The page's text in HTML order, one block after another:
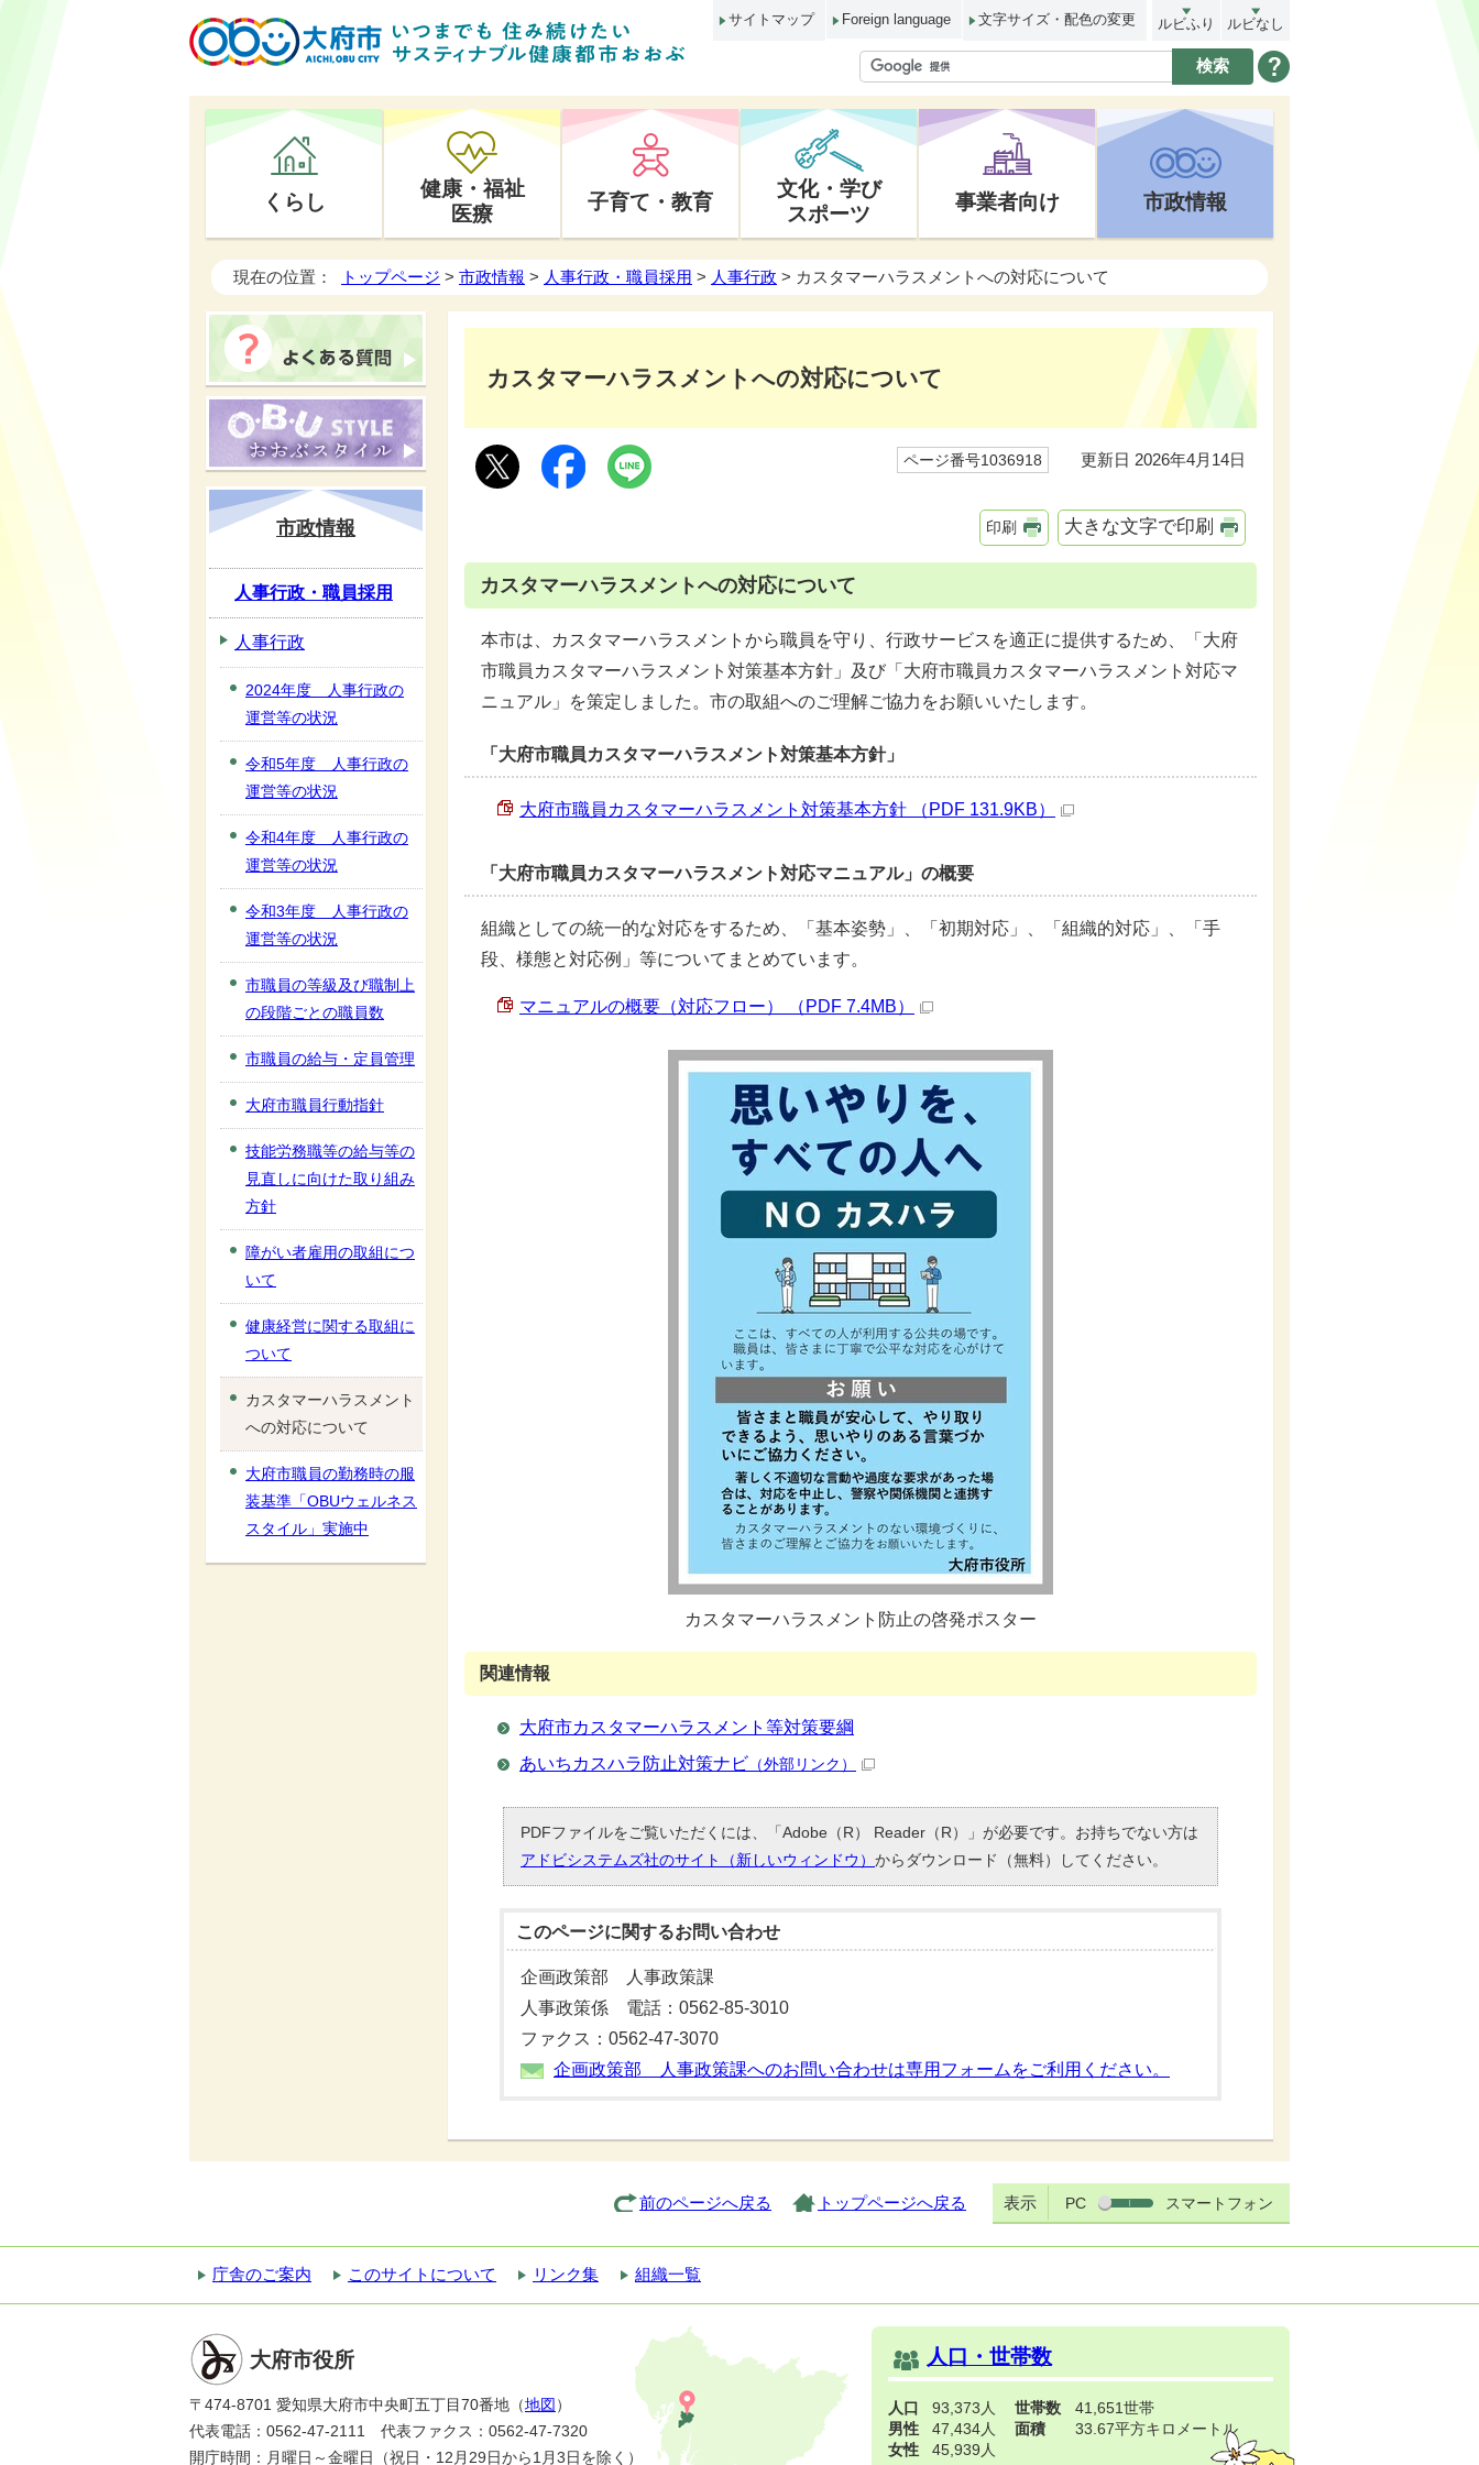
サイトマップ Foreign language 文字サイズ・配色の変更 ルビふり ルビなし
くらし
健康・福祉
医療
子育て・教育
文化・学び
スポーツ
事業者向け 市政情報
現在の位置： トップページ > 市政情報 > 人事行政・職員採用 > 人事行政 > カスタマーハラスメントへの対応について
カスタマーハラスメントへの対応について
ページ番号1036918 更新日 2026年4月14日
印刷 大きな文字で印刷
カスタマーハラスメントへの対応について
本市は、カスタマーハラスメントから職員を守り、行政サービスを適正に提供するため、「大府
市職員カスタマーハラスメント対策基本方針」及び「大府市職員カスタマーハラスメント対応マ
ニュアル」を策定しました。市の取組へのご理解ご協力をお願いいたします。
「大府市職員カスタマーハラスメント対策基本方針」
大府市職員カスタマーハラスメント対策基本方針 （PDF 131.9KB）
「大府市職員カスタマーハラスメント対応マニュアル」の概要
組織としての統一的な対応をするため、「基本姿勢」、「初期対応」、「組織的対応」、「手
段、様態と対応例」等についてまとめています。
マニュアルの概要（対応フロー） （PDF 7.4MB）
カスタマーハラスメント防止の啓発ポスター
関連情報
大府市カスタマーハラスメント等対策要綱
あいちカスハラ防止対策ナビ （外部リンク）
PDFファイルをご覧いただくには、「Adobe（R） Reader（R）」が必要です。お持ちでない方は
アドビシステムズ社のサイト（新しいウィンドウ） からダウンロード（無料）してください。
このページに関するお問い合わせ
企画政策部 人事政策課
人事政策係 電話：0562-85-3010
ファクス：0562-47-3070
企画政策部 人事政策課へのお問い合わせは専用フォームをご利用ください。
市政情報
人事行政・職員採用
人事行政
2024年度 人事行政の
運営等の状況
令和5年度 人事行政の
運営等の状況
令和4年度 人事行政の
運営等の状況
令和3年度 人事行政の
運営等の状況
市職員の等級及び職制上
の段階ごとの職員数
市職員の給与・定員管理
大府市職員行動指針
技能労務職等の給与等の
見直しに向けた取り組み
方針
障がい者雇用の取組につ
いて
健康経営に関する取組に
ついて
カスタマーハラスメント
への対応について
大府市職員の勤務時の服
装基準「OBUウェルネス
スタイル」実施中
前のページへ戻る トップページへ戻る 表示 PC スマートフォン
庁舎のご案内 このサイトについて リンク集 組織一覧
大府市役所
〒474-8701 愛知県大府市中央町五丁目70番地（地図 ）
代表電話：0562-47-2111 代表ファクス：0562-47-7320
開庁時間：月曜日～金曜日（祝日・12月29日から1月3日を除く）
人口・世帯数
人口
93,373人
男性
47,434人
女性
45,939人
世帯数
41,651世帯
面積
33.67平方キロメートル